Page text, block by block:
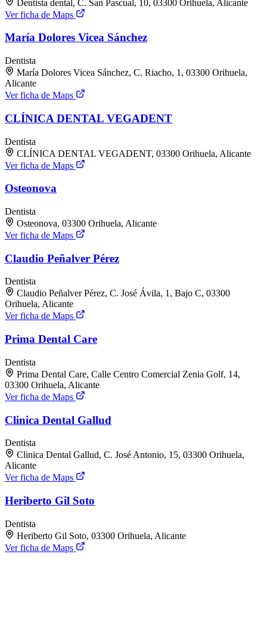
Dentista dental, C. San Pascual, 10, 03300 Orihuela, Alicante
Ver ficha de Maps
María Dolores Vicea Sánchez
Dentista
María Dolores Vicea Sánchez, C. Riacho, 1, 03300 Orihuela,
Alicante
Ver ficha de Maps
CLÍNICA DENTAL VEGADENT
Dentista
CLÍNICA DENTAL VEGADENT, 03300 Orihuela, Alicante
Ver ficha de Maps
Osteonova
Dentista
Osteonova, 03300 Orihuela, Alicante
Ver ficha de Maps
Claudio Peñalver Pérez
Dentista
Claudio Peñalver Pérez, C. José Ávila, 1, Bajo C, 03300
Orihuela, Alicante
Ver ficha de Maps
Prima Dental Care
Dentista
Prima Dental Care, Calle Centro Comercial Zenia Golf, 14,
03300 Orihuela, Alicante
Ver ficha de Maps
Clinica Dental Gallud
Dentista
Clinica Dental Gallud, C. José Antonio, 15, 03300 Orihuela,
Alicante
Ver ficha de Maps
Heriberto Gil Soto
Dentista
Heriberto Gil Soto, 03300 Orihuela, Alicante
Ver ficha de Maps